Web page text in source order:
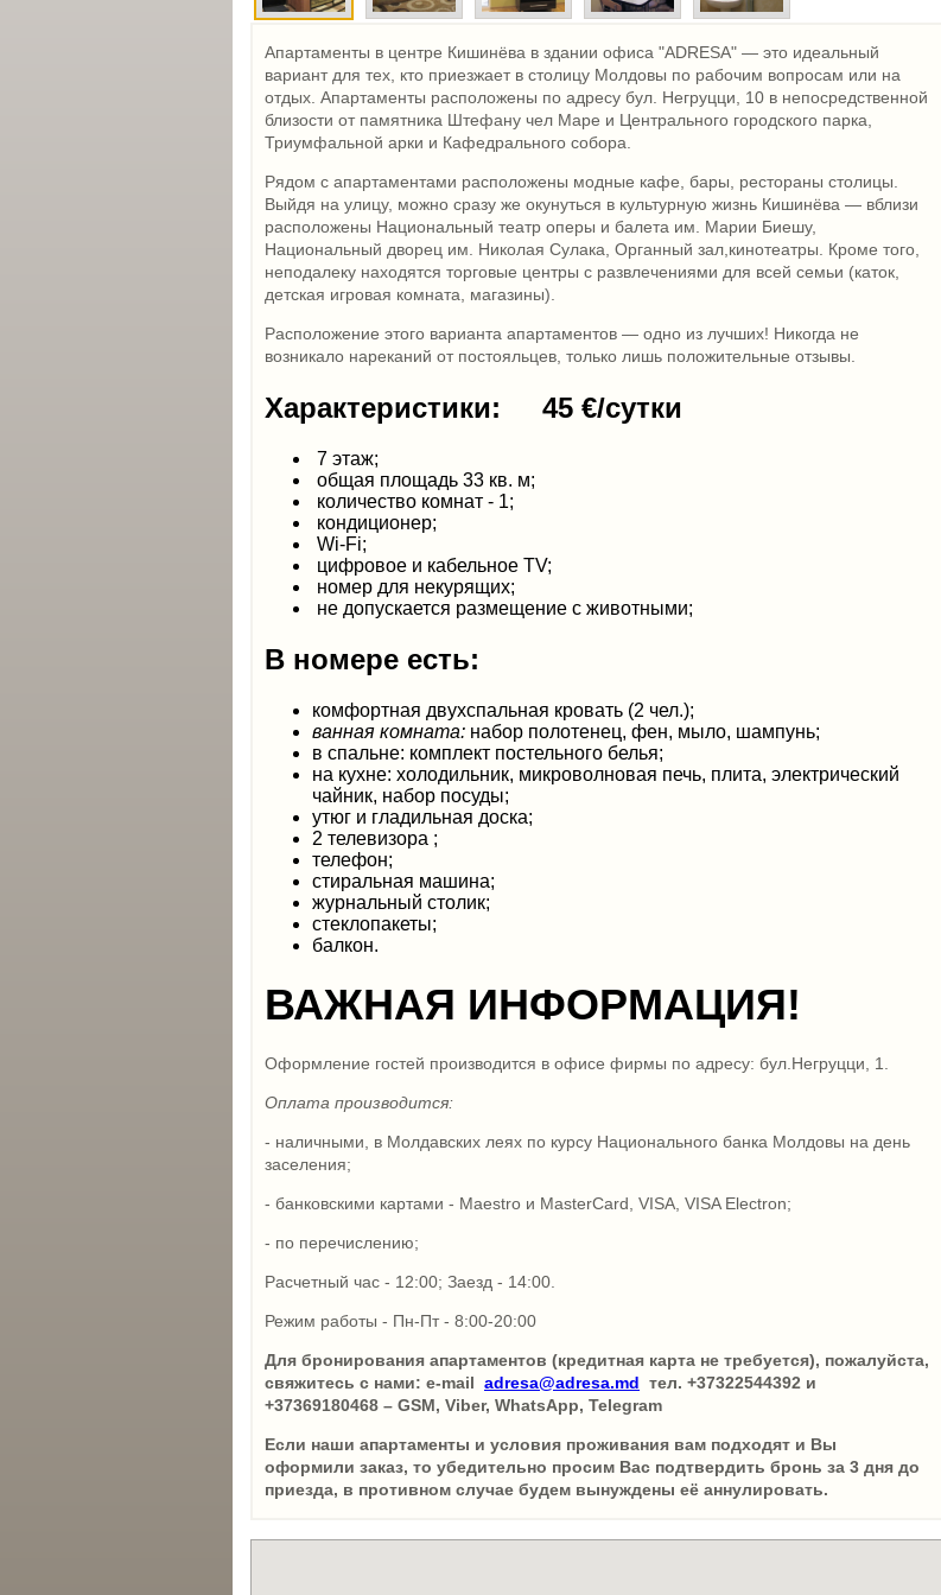
Апартаменты в центре Кишинёва в здании офиса "ADRESA" — это идеальный
вариант для тех, кто приезжает в столицу Молдовы по рабочим вопросам или на
отдых. Апартаменты расположены по адресу бул. Негруцци, 10 в непосредственной
близости от памятника Штефану чел Маре и Центрального городского парка,
Триумфальной арки и Кафедрального собора.
Рядом с апартаментами расположены модные кафе, бары, рестораны столицы.
Выйдя на улицу, можно сразу же окунуться в культурную жизнь Кишинёва — вблизи
расположены Национальный театр оперы и балета им. Марии Биешу,
Национальный дворец им. Николая Сулака, Органный зал,кинотеатры. Кроме того,
неподалеку находятся торговые центры с развлечениями для всей семьи (каток,
детская игровая комната, магазины).
Расположение этого варианта апартаментов — одно из лучших! Никогда не
возникало нареканий от постояльцев, только лишь положительные отзывы.
Характеристики: 45 €/сутки
7 этаж;
общая площадь 33 кв. м;
количество комнат - 1;
кондиционер;
Wi-Fi;
цифровое и кабельное TV;
номер для некурящих;
не допускается размещение с животными;
В номере есть:
комфортная двухспальная кровать (2 чел.);
ванная комната: набор полотенец, фен, мыло, шампунь;
в спальне: комплект постельного белья;
на кухне: холодильник, микроволновая печь, плита, электрический
чайник, набор посуды;
утюг и гладильная доска;
2 телевизора ;
телефон;
стиральная машина;
журнальный столик;
стеклопакеты;
балкон.
ВАЖНАЯ ИНФОРМАЦИЯ!
Оформление гостей производится в офисе фирмы по адресу: бул.Негруцци, 1.
Оплата производится:
- наличными, в Молдавских леях по курсу Национального банка Молдовы на день
заселения;
- банковскими картами - Maestro и MasterCard, VISA, VISA Electron;
- по перечислению;
Расчетный час - 12:00; Заезд - 14:00.
Режим работы - Пн-Пт - 8:00-20:00
Для бронирования апартаментов (кредитная карта не требуется), пожалуйста,
свяжитесь с нами: e-mail adresa@adresa.md тел. +37322544392 и
+37369180468 – GSM, Viber, WhatsApp, Telegram
Если наши апартаменты и условия проживания вам подходят и Вы
оформили заказ, то убедительно просим Вас подтвердить бронь за 3 дня до
приезда, в противном случае будем вынуждены её аннулировать.